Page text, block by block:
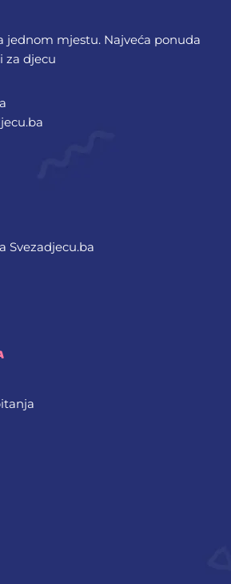
jednom mjestu. Najveća ponuda
za djecu
Svezadjecu.ba